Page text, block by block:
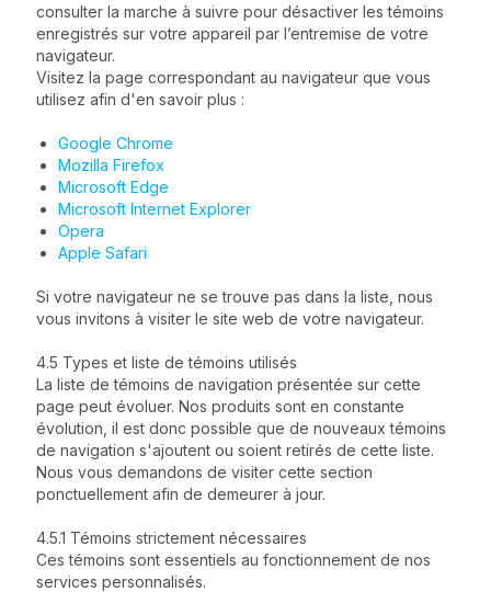
consulter la marche à suivre pour désactiver les témoins
enregistrés sur votre appareil par l’entremise de votre
navigateur.
Visitez la page correspondant au navigateur que vous
utilisez afin d'en savoir plus :
Google Chrome
Mozilla Firefox
Microsoft Edge
Microsoft Internet Explorer
Opera
Apple Safari
Si votre navigateur ne se trouve pas dans la liste, nous
vous invitons à visiter le site web de votre navigateur.
4.5 Types et liste de témoins utilisés
La liste de témoins de navigation présentée sur cette
page peut évoluer. Nos produits sont en constante
évolution, il est donc possible que de nouveaux témoins
de navigation s'ajoutent ou soient retirés de cette liste.
Nous vous demandons de visiter cette section
ponctuellement afin de demeurer à jour.
4.5.1 Témoins strictement nécessaires
Ces témoins sont essentiels au fonctionnement de nos
services personnalisés.